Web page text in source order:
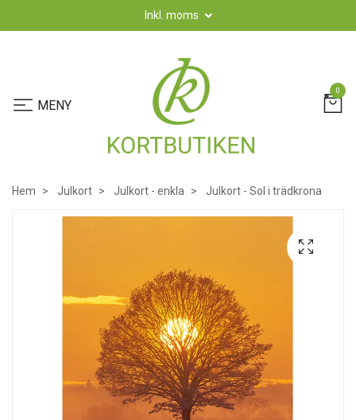
Inkl. moms
0
Hem Julkort Julkort - enkla Julkort - Sol i trädkrona